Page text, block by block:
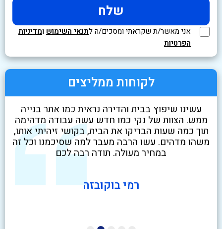
אני מאשר/ת שקראתי ומסכים/ה לתנאי השימוש ומדיניות
הפרטיות
לקוחות ממליצים
עשינו שיפוץ בבית והדירה נראית כמו אתר בנייה
ממש. הצוות של נקי כמו חדש עשה עבודה מדהימה
תוך כמה שעות הבריקו את הבית, בקושי זיהיתי אותו,
משהו מדהים. עשו הרבה מעבר למה שסיכמנו וכל זה
במחיר מעולה. תודה רבה לכם
רמי בוקובזה